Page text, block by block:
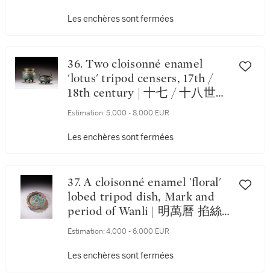
Les enchères sont fermées
36. Two cloisonné enamel
'lotus' tripod censers, 17th /
18th century | 十七 / 十八世紀
掐絲琺瑯纏枝蓮紋三足爐一組
Estimation: 5,000 - 8,000 EUR
Les enchères sont fermées
37. A cloisonné enamel 'floral'
lobed tripod dish, Mark and
period of Wanli | 明萬曆 掐絲
琺瑯花卉紋花口盤《大明萬曆
Estimation: 4,000 - 6,000 EUR
Les enchères sont fermées